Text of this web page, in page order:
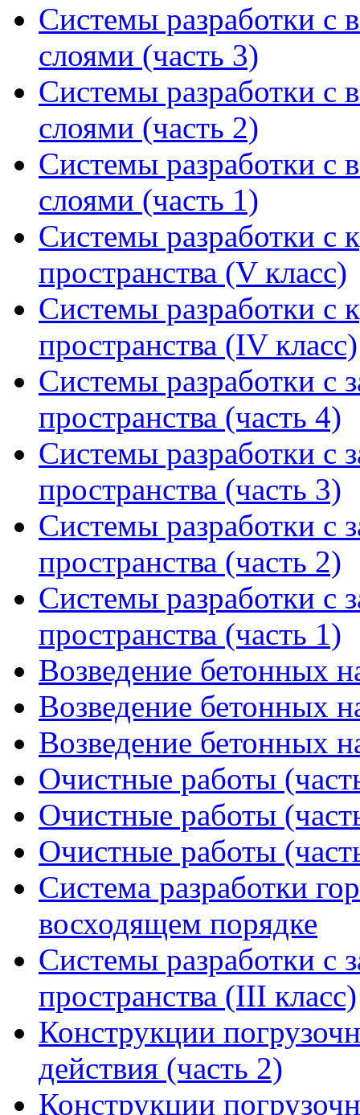
Системы разработки с
слоями (часть 3)
Системы разработки с
слоями (часть 2)
Системы разработки с
слоями (часть 1)
Системы разработки с
пространства (V класс)
Системы разработки с
пространства (IV класс)
Системы разработки с
пространства (часть 4)
Системы разработки с
пространства (часть 3)
Системы разработки с
пространства (часть 2)
Системы разработки с
пространства (часть 1)
Возведение бетонных
Возведение бетонных
Возведение бетонных
Очистные работы
Очистные работы
Очистные работы
Система разработки
восходящем порядке
Системы разработки с
пространства (III класс)
Конструкции
действия (часть 2)
Конструкции